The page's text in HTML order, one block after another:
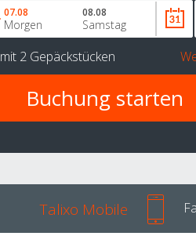
07.08
Morgen
08.08
Samstag
mit 2 Gepäckstücken
Talixo Mobile